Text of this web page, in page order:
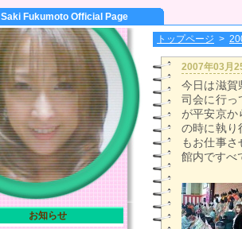
Saki Fukumoto Official Page
トップページ >
2007年03月
今日は滋賀
司会に行っ
が平安京か
の時に執り
もお仕事
館内ですべ
お知らせ